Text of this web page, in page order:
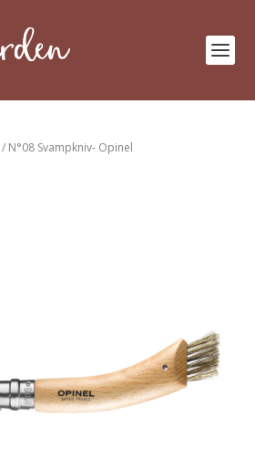
/ N°08 Svampkniv- Opinel